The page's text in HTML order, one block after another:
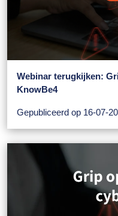
Webinar terugkijken:
KnowBe4
Gepubliceerd op 16-07-